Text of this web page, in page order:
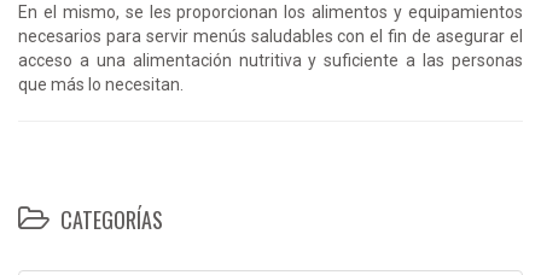
En el mismo, se les proporcionan los alimentos y equipamientos
necesarios para servir menús saludables con el fin de asegurar el
acceso a una alimentación nutritiva y suficiente a las personas
que más lo necesitan.
CATEGORÍAS